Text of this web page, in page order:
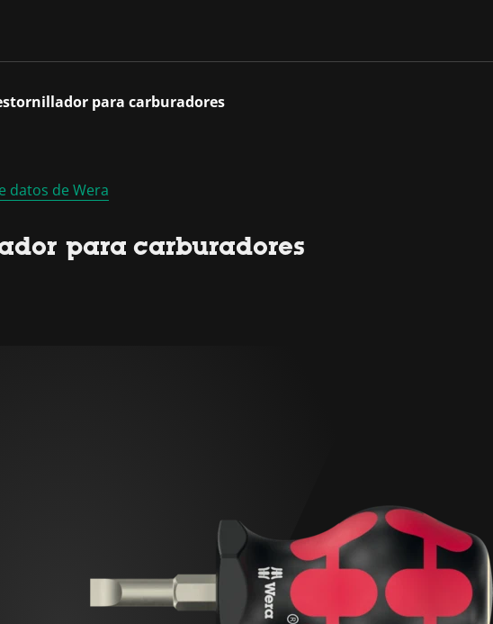
para carburadores
datos de Wera
para carburadores